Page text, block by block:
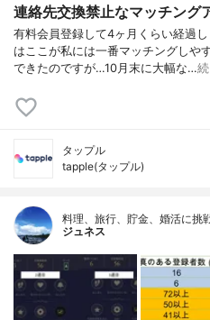
連絡先交換禁止なマッチング
有料会員登録して4ヶ月くらい経過
はここが私には一番マッチングしや
できたのですが…10月末に大幅な…
タップル
tapple(タップル)
料理、旅行、貯金、婚活に挑
ジュネス